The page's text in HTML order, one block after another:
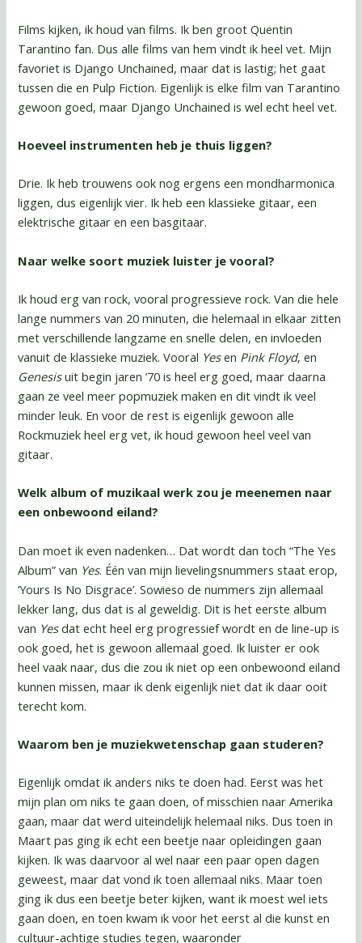
Films kijken, ik houd van films. Ik ben groot Quentin
Tarantino fan. Dus alle films van hem vindt ik heel vet. Mijn
favoriet is Django Unchained, maar dat is lastig; het gaat
tussen die en Pulp Fiction. Eigenlijk is elke film van Tarantino
gewoon goed, maar Django Unchained is wel echt heel vet.
Hoeveel instrumenten heb je thuis liggen?
Drie. Ik heb trouwens ook nog ergens een mondharmonica
liggen, dus eigenlijk vier. Ik heb een klassieke gitaar, een
elektrische gitaar en een basgitaar.
Naar welke soort muziek luister je vooral?
Ik houd erg van rock, vooral progressieve rock. Van die hele
lange nummers van 20 minuten, die helemaal in elkaar zitten
met verschillende langzame en snelle delen, en invloeden
vanuit de klassieke muziek. Vooral Yesen Pink Floyd, en
Genesisuit begin jaren ’70 is heel erg goed, maar daarna
gaan ze veel meer popmuziek maken en dit vindt ik veel
minder leuk. En voor de rest is eigenlijk gewoon alle
Rockmuziek heel erg vet, ik houd gewoon heel veel van
gitaar.
Welk album of muzikaal werk zou je meenemen naar
een onbewoond eiland?
Dan moet ik even nadenken… Dat wordt dan toch “The Yes
Album” van Yes. Één van mijn lievelingsnummers staat erop,
‘Yours Is No Disgrace’. Sowieso de nummers zijn allemaal
lekker lang, dus dat is al geweldig. Dit is het eerste album
van Yesdat echt heel erg progressief wordt en de line-up is
ook goed, het is gewoon allemaal goed. Ik luister er ook
heel vaak naar, dus die zou ik niet op een onbewoond eiland
kunnen missen, maar ik denk eigenlijk niet dat ik daar ooit
terecht kom.
Waarom ben je muziekwetenschap gaan studeren?
Eigenlijk omdat ik anders niks te doen had. Eerst was het
mijn plan om niks te gaan doen, of misschien naar Amerika
gaan, maar dat werd uiteindelijk helemaal niks. Dus toen in
Maart pas ging ik echt een beetje naar opleidingen gaan
kijken. Ik was daarvoor al wel naar een paar open dagen
geweest, maar dat vond ik toen allemaal niks. Maar toen
ging ik dus een beetje beter kijken, want ik moest wel iets
gaan doen, en toen kwam ik voor het eerst al die kunst en
cultuur-achtige studies tegen, waaronder